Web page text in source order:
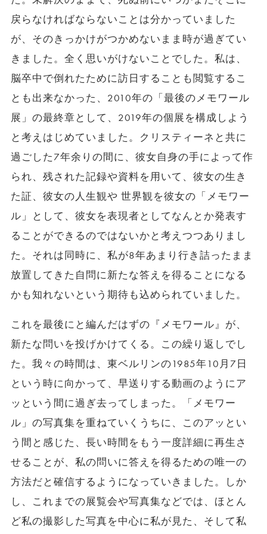
戻らなければならないことは分かっていました
が、そのきっかけがつかめないまま時が過ぎてい
きました。全く思いがけないことでした。私は、
脳卒中で倒れたために訪日することも閲覧するこ
とも出来なかった、2010年の「最後のメモワール
展」の最終章として、2019年の個展を構成しよう
と考えはじめていました。クリスティーネと共に
過ごした7年余りの間に、彼女自身の手によって作
られ、残された記録や資料を用いて、彼女の生き
た証、彼女の人生観や 世界観を彼女の「メモワー
ル」として、彼女を表現者としてなんとか発表す
ることができるのではないかと考えつつありまし
た。それは同時に、私が8年あまり行き詰ったまま
放置してきた自問に新たな答えを得ることになる
かも知れないという期待も込められていました。
これを最後にと編んだはずの『メモワール』が、
新たな問いを投げかけてくる。この繰り返しでし
た。我々の時間は、東ベルリンの1985年10月7日
という時に向かって、早送りする動画のようにア
ッという間に過ぎ去ってしまった。「メモワー
ル」の写真集を重ねていくうちに、このアッとい
う間と感じた、長い時間をもう一度詳細に再生さ
せることが、私の問いに答えを得るための唯一の
方法だと確信するようになっていきました。しか
し、これまでの展覧会や写真集などでは、ほとん
ど私の撮影した写真を中心に私が見た、そして私